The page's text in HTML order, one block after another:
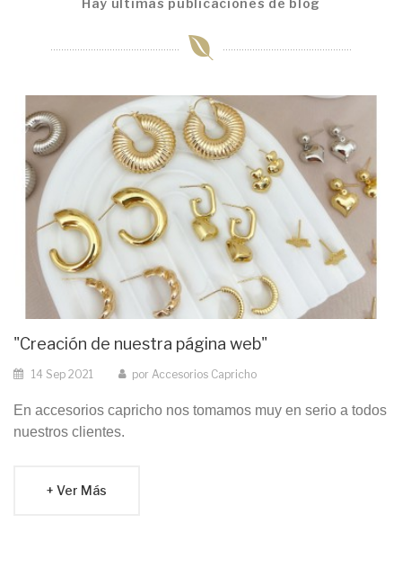
"Creación de nuestra página web"
14 Sep 2021 por Accesorios Capricho
En accesorios capricho nos tomamos muy en serio a todos
nuestros clientes.
Ver Más